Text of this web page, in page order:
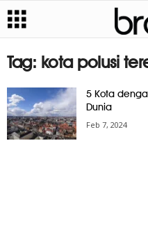
Tag: kota polusi
5 Kota
Dunia
Feb 7, 2024